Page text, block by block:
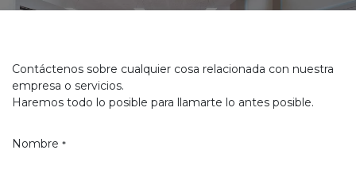
Contáctenos sobre cualquier cosa relacionada con nuestra
empresa o servicios.
Haremos todo lo posible para llamarte lo antes posible.
Nombre *